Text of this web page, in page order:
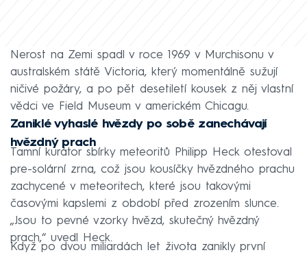
Nerost na Zemi spadl v roce 1969 v Murchisonu v
australském státě Victoria, který momentálně sužují
ničivé požáry, a po pět desetiletí kousek z něj vlastní
vědci ve Field Museum v americkém Chicagu.
Zaniklé vyhaslé hvězdy po sobě zanechávají
hvězdný prach
Tamní kurátor sbírky meteoritů Philipp Heck otestoval
pre-solární zrna, což jsou kousíčky hvězdného prachu
zachycené v meteoritech, které jsou takovými
časovými kapslemi z období před zrozením slunce.
„Jsou to pevné vzorky hvězd, skutečný hvězdný
prach,“ uvedl Heck.
Když po dvou miliardách let života zanikly první